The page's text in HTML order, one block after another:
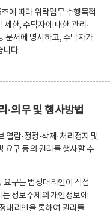
에 따라 위탁업무 수행목적
한, 수탁자에 대한 관리·
문서에 명시하고, 수탁자가
니다.
·의무 및 행사방법
열람·정정·삭제·처리정지 및
요구 등의 권리를 행사할 수
구는 법정대리인이 직접
정보주체의 개인정보에
대리인을 통하여 권리를